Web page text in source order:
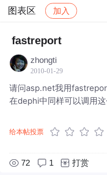
图表区 加入
社区 图表区
fastreport
zhongti
2010-01-29
请问asp.net我用
在dephi中同样可以调用这
给本帖投票
72 1 打赏